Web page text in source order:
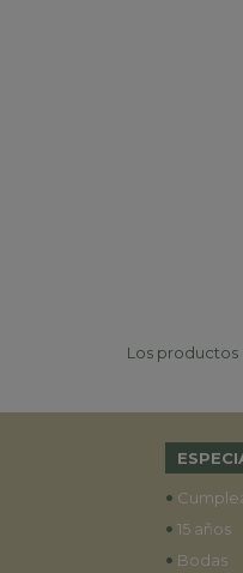
Los productos
•
• 15 años
• Bodas